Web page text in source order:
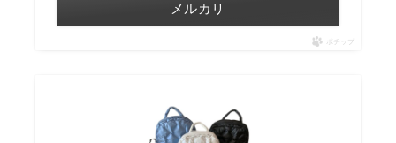
メルカリ
ポチップ